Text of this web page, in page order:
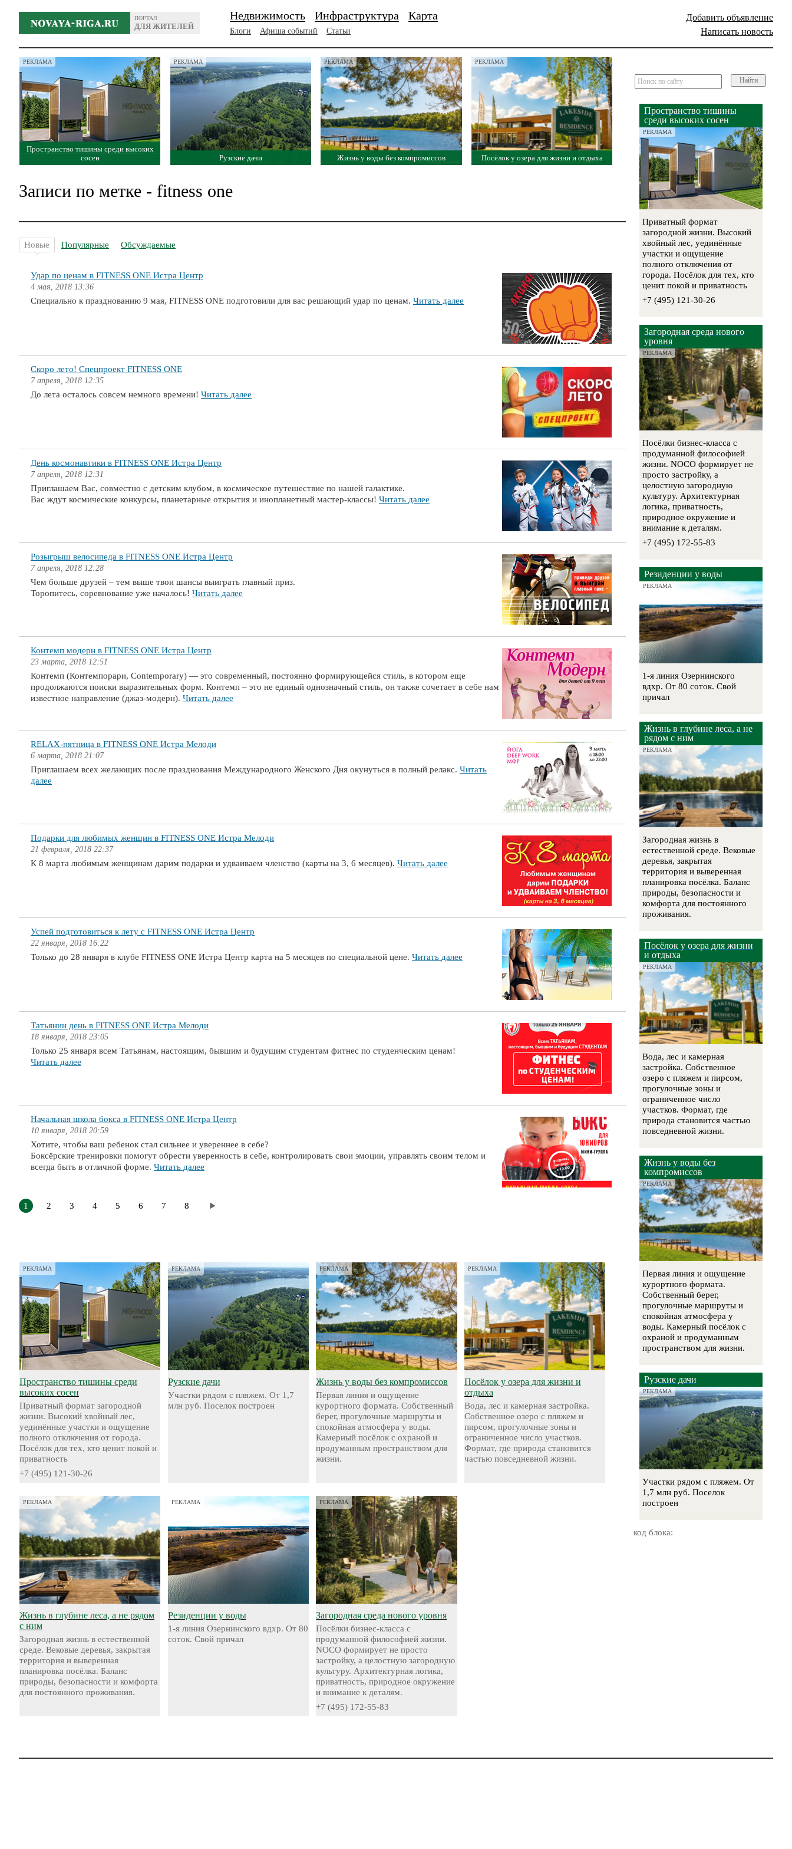
ПОРТАЛ
ДЛЯ ЖИТЕЛЕЙ
Добавить объявление
Написать новость
Недвижимость Инфраструктура Карта
Блоги Афиша событий Статьи
РЕКЛАМА
Пространство тишины среди высоких
сосен
РЕКЛАМА
Рузские дачи
РЕКЛАМА
Жизнь у воды без компромиссов
РЕКЛАМА
Посёлок у озера для жизни и отдыха
Записи по метке - fitness one
Новые Популярные Обсуждаемые
Удар по ценам в FITNESS ONE Истра Центр
4 мая, 2018 13:36
Специально к празднованию 9 мая, FITNESS ONE подготовили для вас решающий удар по ценам. Читать далее
Скоро лето! Спецпроект FITNESS ONE
7 апреля, 2018 12:35
До лета осталось совсем немного времени! Читать далее
День космонавтики в FITNESS ONE Истра Центр
7 апреля, 2018 12:31
Приглашаем Вас, совместно с детским клубом, в космическое путешествие по нашей галактике.
Вас ждут космические конкурсы, планетарные открытия и инопланетный мастер-классы! Читать далее
Розыгрыш велосипеда в FITNESS ONE Истра Центр
7 апреля, 2018 12:28
Чем больше друзей – тем выше твои шансы выиграть главный приз.
Торопитесь, соревнование уже началось! Читать далее
Контемп модерн в FITNESS ONE Истра Центр
23 марта, 2018 12:51
Контемп (Контемпорари, Contemporary) — это современный, постоянно формирующейся стиль, в котором еще
продолжаются поиски выразительных форм. Контемп – это не единый однозначный стиль, он также сочетает в себе нам
известное направление (джаз-модерн). Читать далее
RELAX-пятница в FITNESS ONE Истра Мелоди
6 марта, 2018 21:07
Приглашаем всех желающих после празднования Международного Женского Дня окунуться в полный релакс. Читать
далее
Подарки для любимых женщин в FITNESS ONE Истра Мелоди
21 февраля, 2018 22:37
К 8 марта любимым женщинам дарим подарки и удваиваем членство (карты на 3, 6 месяцев). Читать далее
Успей подготовиться к лету с FITNESS ONE Истра Центр
22 января, 2018 16:22
Только до 28 января в клубе FITNESS ONE Истра Центр карта на 5 месяцев по специальной цене. Читать далее
Татьянин день в FITNESS ONE Истра Мелоди
18 января, 2018 23:05
Только 25 января всем Татьянам, настоящим, бывшим и будущим студентам фитнес по студенческим ценам!
Читать далее
Начальная школа бокса в FITNESS ONE Истра Центр
10 января, 2018 20:59
Хотите, чтобы ваш ребенок стал сильнее и увереннее в себе?
Боксёрские тренировки помогут обрести уверенность в себе, контролировать свои эмоции, управлять своим телом и
всегда быть в отличной форме. Читать далее
1 2 3 4 5 6 7 8
РЕКЛАМА
Пространство тишины среди
высоких сосен
Приватный формат загородной
жизни. Высокий хвойный лес,
уединённые участки и ощущение
полного отключения от города.
Посёлок для тех, кто ценит покой и
приватность
+7 (495) 121-30-26
РЕКЛАМА
Рузские дачи
Участки рядом с пляжем. От 1,7
млн руб. Поселок построен
РЕКЛАМА
Жизнь у воды без компромиссов
Первая линия и ощущение
курортного формата. Собственный
берег, прогулочные маршруты и
спокойная атмосфера у воды.
Камерный посёлок с охраной и
продуманным пространством для
жизни.
РЕКЛАМА
Посёлок у озера для жизни и
отдыха
Вода, лес и камерная застройка.
Собственное озеро с пляжем и
пирсом, прогулочные зоны и
ограниченное число участков.
Формат, где природа становится
частью повседневной жизни.
РЕКЛАМА
Жизнь в глубине леса, а не рядом
с ним
Загородная жизнь в естественной
среде. Вековые деревья, закрытая
территория и выверенная
планировка посёлка. Баланс
природы, безопасности и комфорта
для постоянного проживания.
РЕКЛАМА
Резиденции у воды
1-я линия Озернинского вдхр. От 80
соток. Свой причал
РЕКЛАМА
Загородная среда нового уровня
Посёлки бизнес-класса с
продуманной философией жизни.
NOCO формирует не просто
застройку, а целостную загородную
культуру. Архитектурная логика,
приватность, природное окружение
и внимание к деталям.
+7 (495) 172-55-83
Найти
Пространство тишины
среди высоких сосен
РЕКЛАМА
Приватный формат
загородной жизни. Высокий
хвойный лес, уединённые
участки и ощущение
полного отключения от
города. Посёлок для тех, кто
ценит покой и приватность
+7 (495) 121-30-26
Загородная среда нового
уровня
РЕКЛАМА
Посёлки бизнес-класса с
продуманной философией
жизни. NOCO формирует не
просто застройку, а
целостную загородную
культуру. Архитектурная
логика, приватность,
природное окружение и
внимание к деталям.
+7 (495) 172-55-83
Резиденции у воды
РЕКЛАМА
1-я линия Озернинского
вдхр. От 80 соток. Свой
причал
Жизнь в глубине леса, а не
рядом с ним
РЕКЛАМА
Загородная жизнь в
естественной среде. Вековые
деревья, закрытая
территория и выверенная
планировка посёлка. Баланс
природы, безопасности и
комфорта для постоянного
проживания.
Посёлок у озера для жизни
и отдыха
РЕКЛАМА
Вода, лес и камерная
застройка. Собственное
озеро с пляжем и пирсом,
прогулочные зоны и
ограниченное число
участков. Формат, где
природа становится частью
повседневной жизни.
Жизнь у воды без
компромиссов
РЕКЛАМА
Первая линия и ощущение
курортного формата.
Собственный берег,
прогулочные маршруты и
спокойная атмосфера у
воды. Камерный посёлок с
охраной и продуманным
пространством для жизни.
Рузские дачи
РЕКЛАМА
Участки рядом с пляжем. От
1,7 млн руб. Поселок
построен
код блока: